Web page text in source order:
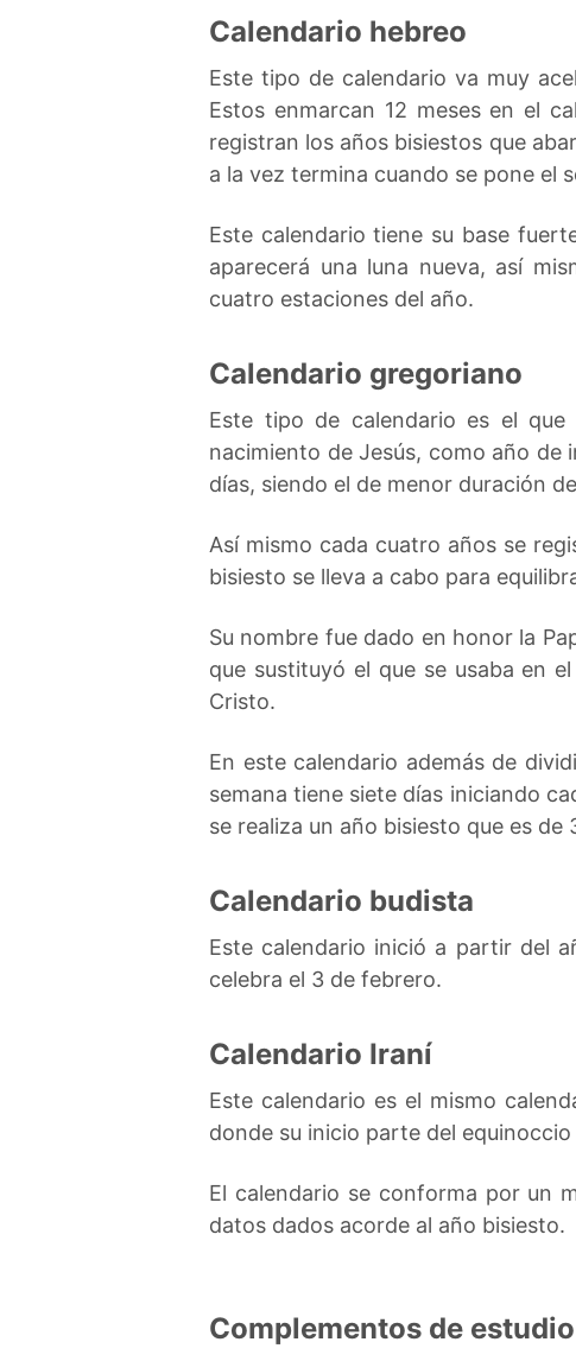
Calendario hebreo
Este tipo de calendario va muy
Estos enmarcan 12 meses en el
registran los años bisiestos que
a la vez termina cuando se pone el
Este calendario tiene su base
aparecerá una luna nueva, así
cuatro estaciones del año.
Calendario gregoriano
Este tipo de calendario es el
nacimiento de Jesús, como año de
días, siendo el de menor duración
Así mismo cada cuatro años se
bisiesto se lleva a cabo para
Su nombre fue dado en honor la
que sustituyó el que se usaba en
Cristo.
En este calendario además de
semana tiene siete días iniciando
se realiza un año bisiesto que es
Calendario budista
Este calendario inició a partir del
celebra el 3 de febrero.
Calendario Iraní
Este calendario es el mismo
donde su inicio parte del
El calendario se conforma por un
datos dados acorde al año bisiesto.
Complementos de estudio